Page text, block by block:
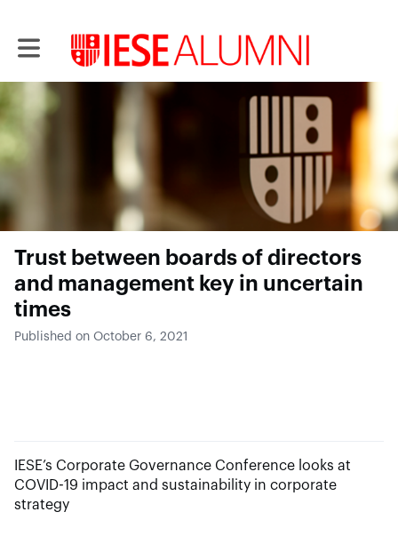
Toggle main navigation
Trust between boards of directors
and management key in uncertain
times
Published on October 6, 2021
IESE’s Corporate Governance Conference looks at
COVID-19 impact and sustainability in corporate
strategy